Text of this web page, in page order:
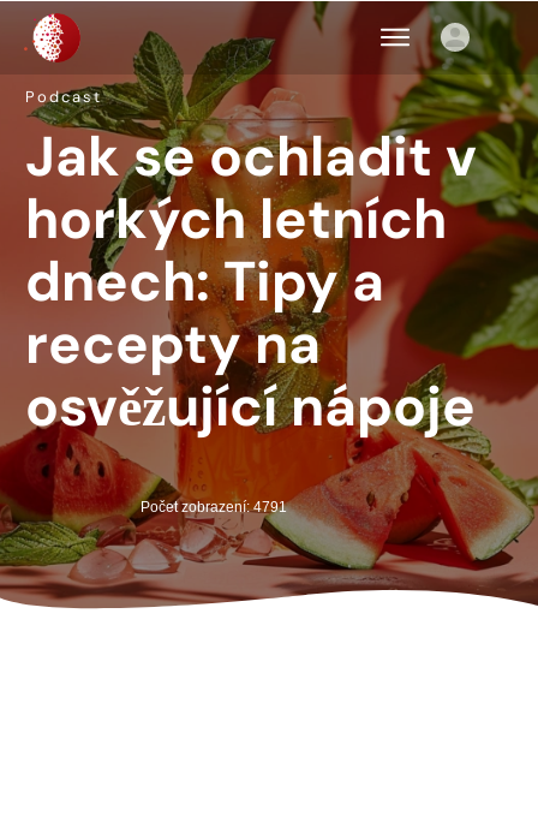
Podcast
Jak se ochladit v
horkých letních
dnech: Tipy a
recepty na
osvěžující nápoje
Počet zobrazení: 4791